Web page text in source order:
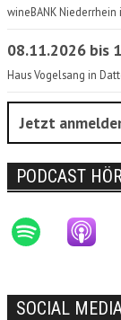
wineBANK
08.11.2026 bis
Haus Vogelsang in
Jetzt
PODCAST
SOCIAL